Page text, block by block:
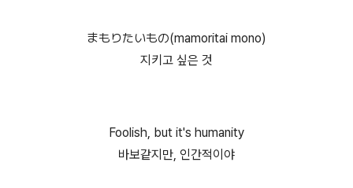
まもりたいもの(mamoritai mono)
지키고 싶은 것
Foolish, but it's humanity
바보같지만, 인간적이야